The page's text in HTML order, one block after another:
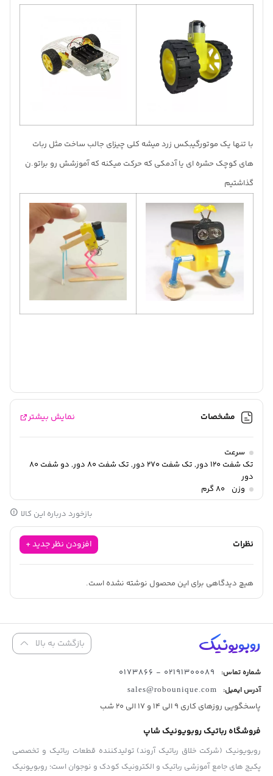
با تنها یک موتورگیبکس زرد میشه کلی چیزای جالب ساخت مثل ربات
های کوچک حشره ای یا آدمکی که حرکت میکنه که آموزشش رو براتو.ن
گذاشتیم
مشخصات نمایش بیشتر
سرعت
تک شفت 120 دور, تک شفت 270 دور, تک شفت 80 دور, دو شفت 80
دور
وزن
80 گرم
بازخورد درباره این کالا
نظرات افزودن نظر جدید +
هیچ دیدگاهی برای این محصول نوشته نشده است.
بازگشت به بالا
شماره تماس: 02191300089 - 0173866
آدرس ایمیل: sales@robounique.com
پاسخگویی روزهای کاری 9 الی 14 و 17 الی 20 شب
فروشگاه رباتیک روبویونیک شاپ
روبویونیک (شرکت خلاق رباتیک آروند) تولیدکننده قطعات رباتیک و تخصصی
پکیج های جامع آموزشی رباتیک و الکترونیک کودک و نوجوان است؛ روبویونیک